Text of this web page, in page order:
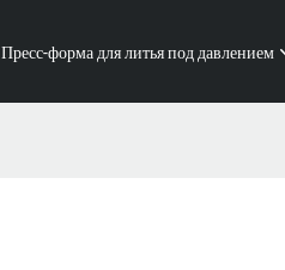
Пресс-форма для литья под давлением